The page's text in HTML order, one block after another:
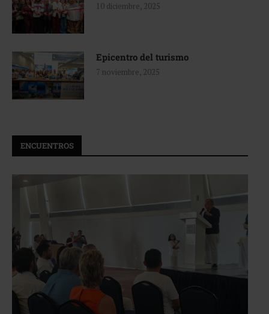
10 diciembre, 2025
Epicentro del turismo
7 noviembre, 2025
ENCUENTROS